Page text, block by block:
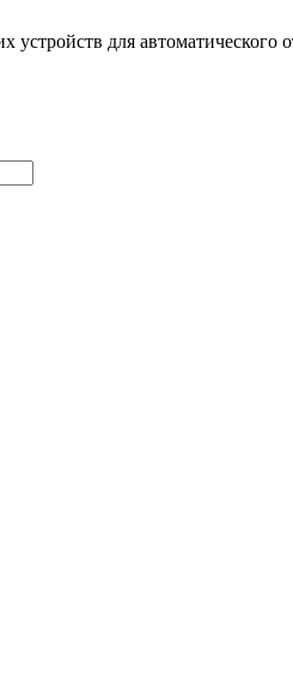
устройств для автоматического